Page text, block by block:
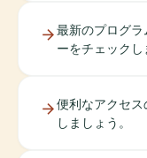
最新のプログ
ーをチェックし
便利なアクセ
しましょう。